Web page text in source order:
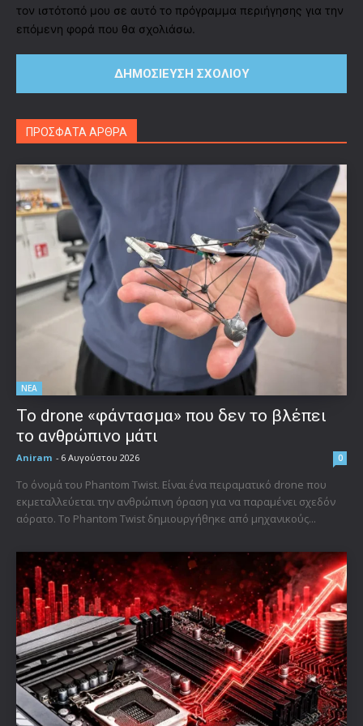
τον ιστότοπό μου σε αυτό το πρόγραμμα περιήγησης για την
επόμενη φορά που θα σχολιάσω.
ΠΡΟΣΦΑΤΑ ΑΡΘΡΑ
ΝΕΑ
Το drone «φάντασμα» που δεν το βλέπει
το ανθρώπινο μάτι
Aniram - 6 Αυγούστου 2026 0
Το όνομά του Phantom Twist. Είναι ένα πειραματικό drone που
εκμεταλλεύεται την ανθρώπινη όραση για να παραμένει σχεδόν
αόρατο. Το Phantom Twist δημιουργήθηκε από μηχανικούς...